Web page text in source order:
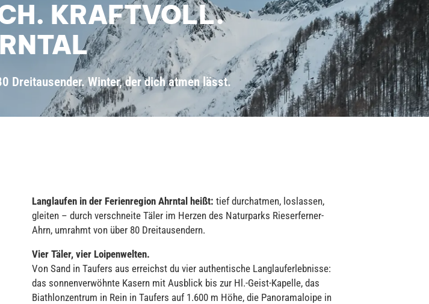
KRAFTVOLL.
Dreitausender. Winter, der dich atmen lässt.
Langlaufen in der Ferienregion Ahrntal heißt: tief durchatmen, loslassen,
gleiten – durch verschneite Täler im Herzen des Naturparks Rieserferner-
Ahrn, umrahmt von über 80 Dreitausendern.
Vier Täler, vier Loipenwelten.
Von Sand in Taufers aus erreichst du vier authentische Langlauferlebnisse:
das sonnenverwöhnte Kasern mit Ausblick bis zur Hl.-Geist-Kapelle, das
Biathlonzentrum in Rein in Taufers auf 1.600 m Höhe, die Panoramaloipe in